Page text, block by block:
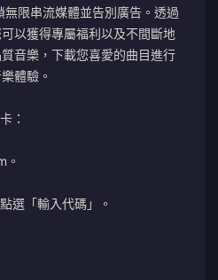
限串流媒體並告別廣告。透過
以獲得專屬福利以及不間斷地
音樂，下載您喜愛的曲目進行
體驗。
：
。
選「輸入代碼」。